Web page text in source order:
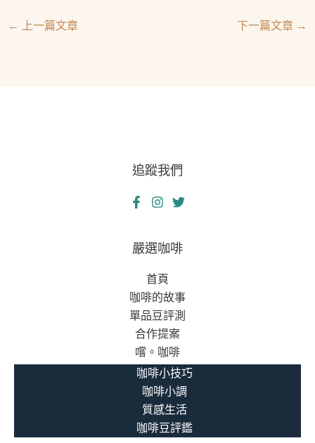
← 上一篇文章 下一篇文章 →
追蹤我們
嚴選咖啡
首頁
咖啡的故事
單品豆評測
合作提案
嚐。咖啡
咖啡小技巧
咖啡小調
質感生活
咖啡豆評鑑